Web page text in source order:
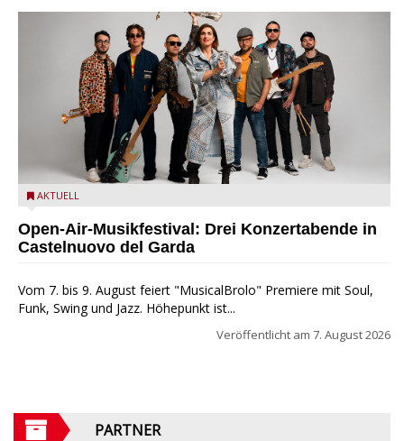
Castelnuovo del Garda: Die "Dirotta su Cuba" zu Gast beim
AKTUELL
Open-Air-Musikfestival: Drei Konzertabende in
Castelnuovo del Garda
Vom 7. bis 9. August feiert "MusicalBrolo" Premiere mit Soul,
Funk, Swing und Jazz. Höhepunkt ist...
Veröffentlicht am 7. August 2026
PARTNER